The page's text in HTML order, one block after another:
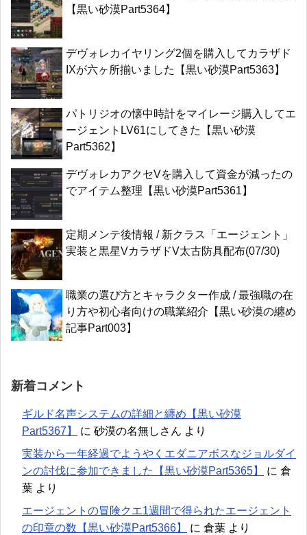
【黒い砂漠Part5364】
デヴォレカイヤリング2個を購入してカラザド
IXが六ヶ所揃いました【黒い砂漠Part5363】
パトリジオの懐中時計をマイレージ購入してエ
ージェントLV61にしてきた【黒い砂漠
Part5362】
デヴォレカアクセVを購入して資金が減ったの
でアイテム整理【黒い砂漠Part5361】
定期メンテ後情報 / 新クラス「エージェント」
実装と黒星VカラザドV太古防具配布(07/30)
職業の選び方とキャラクター作成 / 最強職の在
り方や初心者向けの職業紹介【黒い砂漠の纏め
記事Part003】
新着コメント
ギルド名声システムの詳細と纏め【黒い砂漠
Part5367】
に 砂漠の名無しさん より
実装から一年経過でようやくエダニアボスなジョルダイ
ンの討伐に参加できました【黒い砂漠Part5365】
に 倉
葉 より
エージェントの冒険クエ1週間で得られたエージェント
の印章の数【黒い砂漠Part5366】
に 倉葉 より